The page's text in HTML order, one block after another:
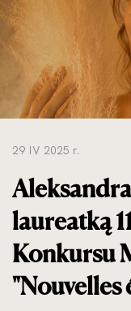
29 IV 2025 r.
laureatką
Konkursu
"Nouvelles